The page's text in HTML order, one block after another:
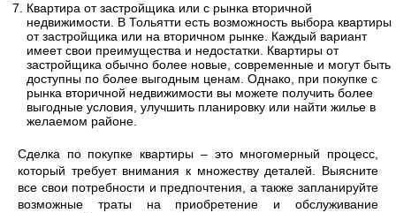
Квартира от застройщика или с рынка вторичной
недвижимости. В Тольятти есть возможность выбора квартиры
от застройщика или на вторичном рынке. Каждый вариант
имеет свои преимущества и недостатки. Квартиры от
застройщика обычно более новые, современные и могут быть
доступны по более выгодным ценам. Однако, при покупке с
рынка вторичной недвижимости вы можете получить более
выгодные условия, улучшить планировку или найти жилье в
желаемом районе.
Сделка по покупке квартиры – это многомерный процесс,
который требует внимания к множеству деталей. Выясните
все свои потребности и предпочтения, а также запланируйте
возможные траты на приобретение и обслуживание